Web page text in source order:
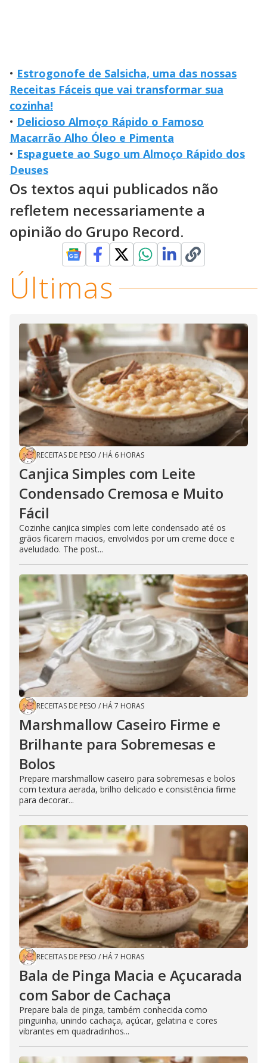
• Estrogonofe de Salsicha, uma das nossas
Receitas Fáceis que vai transformar sua
cozinha!
• Delicioso Almoço Rápido o Famoso
Macarrão Alho Óleo e Pimenta
• Espaguete ao Sugo um Almoço Rápido dos
Deuses
Os textos aqui publicados não
refletem necessariamente a
opinião do Grupo Record.
Últimas
RECEITAS DE PESO / HÁ 6 HORAS
Canjica Simples com Leite
Condensado Cremosa e Muito
Fácil
Cozinhe canjica simples com leite condensado até os
grãos ficarem macios, envolvidos por um creme doce e
aveludado. The post...
RECEITAS DE PESO / HÁ 7 HORAS
Marshmallow Caseiro Firme e
Brilhante para Sobremesas e
Bolos
Prepare marshmallow caseiro para sobremesas e bolos
com textura aerada, brilho delicado e consistência firme
para decorar...
RECEITAS DE PESO / HÁ 7 HORAS
Bala de Pinga Macia e Açucarada
com Sabor de Cachaça
Prepare bala de pinga, também conhecida como
pinguinha, unindo cachaça, açúcar, gelatina e cores
vibrantes em quadradinhos...